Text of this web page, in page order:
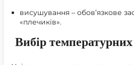
висушування – обов’язкове
«плечиків».
Вибір